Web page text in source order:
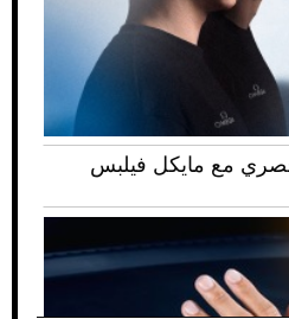
حصري مع مايكل فيلبس